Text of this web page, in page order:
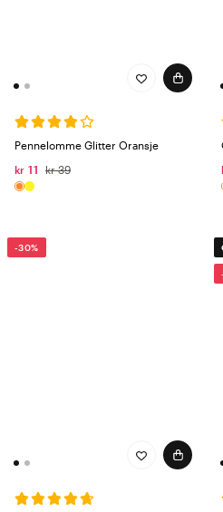
Pennelomme Glitter Oransje
kr 11
kr 39
-30%